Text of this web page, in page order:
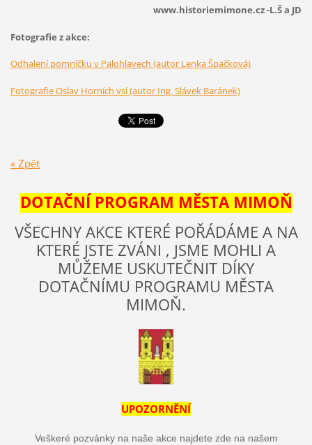
www.historiemimone.cz -L.Š a JD
Fotografie z akce:
Odhalení pomníčku v Palohlavech (autor Lenka Špačková)
Fotografie Oslav Horních vsí (autor Ing. Slávek Baránek)
« Zpět
DOTAČNÍ PROGRAM MĚSTA MIMOŇ
VŠECHNY AKCE KTERÉ POŘÁDÁME A NA
KTERÉ JSTE ZVÁNI , JSME MOHLI A
MŮŽEME USKUTEČNIT DÍKY
DOTAČNÍMU PROGRAMU MĚSTA
MIMOŇ.
UPOZORNĚNÍ
Veškeré pozvánky na naše akce najdete zde na našem